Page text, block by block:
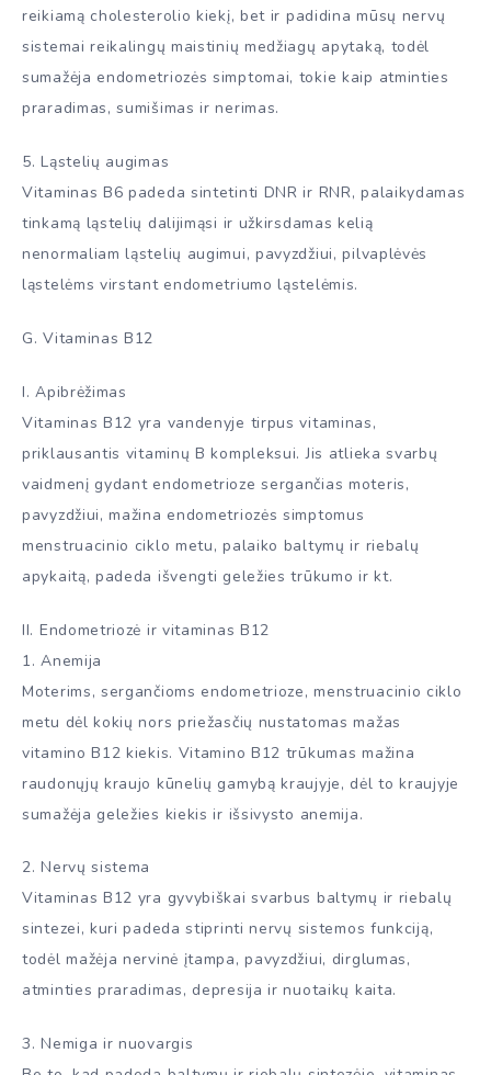
reikiamą cholesterolio kiekį, bet ir padidina mūsų nervų
sistemai reikalingų maistinių medžiagų apytaką, todėl
sumažėja endometriozės simptomai, tokie kaip atminties
praradimas, sumišimas ir nerimas.
5. Ląstelių augimas
Vitaminas B6 padeda sintetinti DNR ir RNR, palaikydamas
tinkamą ląstelių dalijimąsi ir užkirsdamas kelią
nenormaliam ląstelių augimui, pavyzdžiui, pilvaplėvės
ląstelėms virstant endometriumo ląstelėmis.
G. Vitaminas B12
I. Apibrėžimas
Vitaminas B12 yra vandenyje tirpus vitaminas,
priklausantis vitaminų B kompleksui. Jis atlieka svarbų
vaidmenį gydant endometrioze sergančias moteris,
pavyzdžiui, mažina endometriozės simptomus
menstruacinio ciklo metu, palaiko baltymų ir riebalų
apykaitą, padeda išvengti geležies trūkumo ir kt.
II. Endometriozė ir vitaminas B12
1. Anemija
Moterims, sergančioms endometrioze, menstruacinio ciklo
metu dėl kokių nors priežasčių nustatomas mažas
vitamino B12 kiekis. Vitamino B12 trūkumas mažina
raudonųjų kraujo kūnelių gamybą kraujyje, dėl to kraujyje
sumažėja geležies kiekis ir išsivysto anemija.
2. Nervų sistema
Vitaminas B12 yra gyvybiškai svarbus baltymų ir riebalų
sintezei, kuri padeda stiprinti nervų sistemos funkciją,
todėl mažėja nervinė įtampa, pavyzdžiui, dirglumas,
atminties praradimas, depresija ir nuotaikų kaita.
3. Nemiga ir nuovargis